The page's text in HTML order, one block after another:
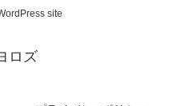
site
ロズ